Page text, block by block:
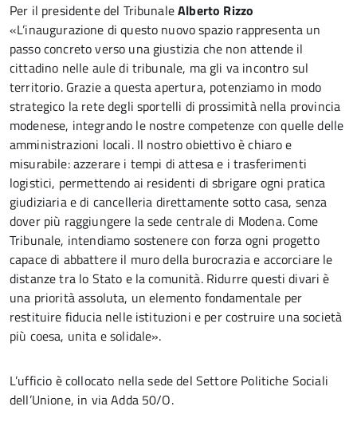
Per il presidente del TribunaleAlberto Rizzo
«L’inaugurazione di questo nuovo spazio rappresenta un
passo concreto verso una giustizia che non attende il
cittadino nelle aule di tribunale, ma gli va incontro sul
territorio. Grazie a questa apertura, potenziamo in modo
strategico la rete degli sportelli di prossimità nella provincia
modenese, integrando le nostre competenze con quelle delle
amministrazioni locali. Il nostro obiettivo è chiaro e
misurabile: azzerare i tempi di attesa e i trasferimenti
logistici, permettendo ai residenti di sbrigare ogni pratica
giudiziaria e di cancelleria direttamente sotto casa, senza
dover più raggiungere la sede centrale di Modena. Come
Tribunale, intendiamo sostenere con forza ogni progetto
capace di abbattere il muro della burocrazia e accorciare le
distanze tra lo Stato e la comunità. Ridurre questi divari è
una priorità assoluta, un elemento fondamentale per
restituire fiducia nelle istituzioni e per costruire una società
più coesa, unita e solidale».
L’ufficio è collocato nella sede del Settore Politiche Sociali
dell’Unione, in via Adda 50/O.